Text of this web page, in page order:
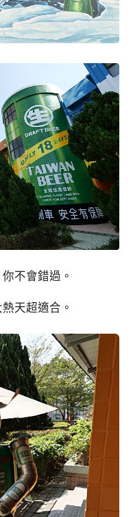
不會錯過。
天超適合。